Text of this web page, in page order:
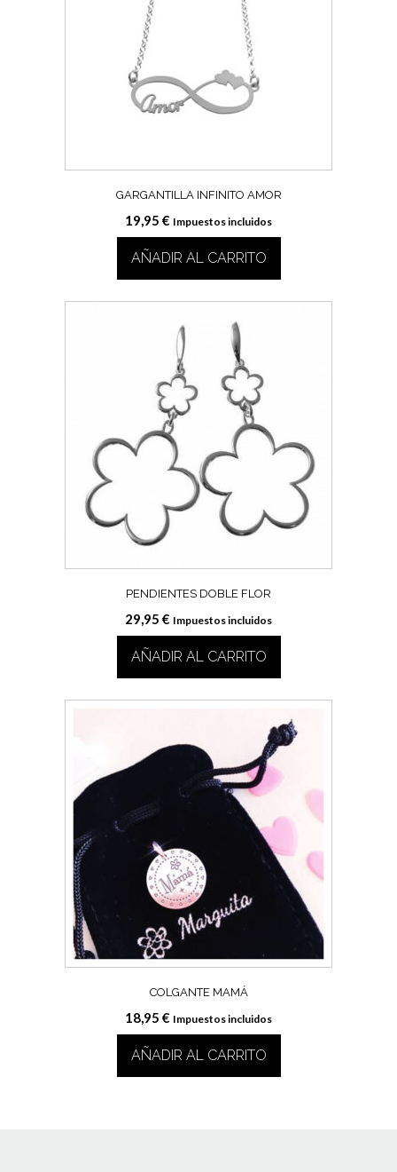
GARGANTILLA INFINITO AMOR
19,95 € Impuestos incluidos
AÑADIR AL CARRITO
PENDIENTES DOBLE FLOR
29,95 € Impuestos incluidos
AÑADIR AL CARRITO
COLGANTE MAMÁ
18,95 € Impuestos incluidos
AÑADIR AL CARRITO